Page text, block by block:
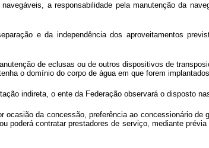
a responsabilidade pela manutenção da
e da independência dos aproveitamentos
de eclusas ou de outros dispositivos de
o domínio do corpo de água em que forem
indireta, o ente da Federação observará o disposto
ocasião da concessão, preferência ao concessionário
poderá contratar prestadores de serviço, mediante